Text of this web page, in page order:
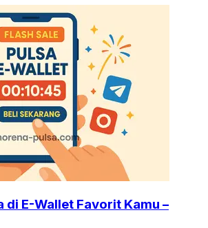
di E-Wallet Favorit Kamu –